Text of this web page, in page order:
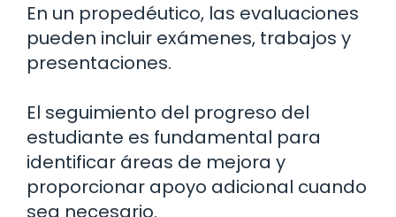
En un propedéutico, las evaluaciones
pueden incluir exámenes, trabajos y
presentaciones.
El seguimiento del progreso del
estudiante es fundamental para
identificar áreas de mejora y
proporcionar apoyo adicional cuando
sea necesario.